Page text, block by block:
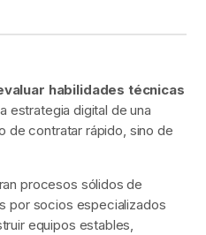
habilidades técnicas
estrategia digital de una
de contratar rápido, sino de
procesos sólidos de
por socios especializados
equipos estables,